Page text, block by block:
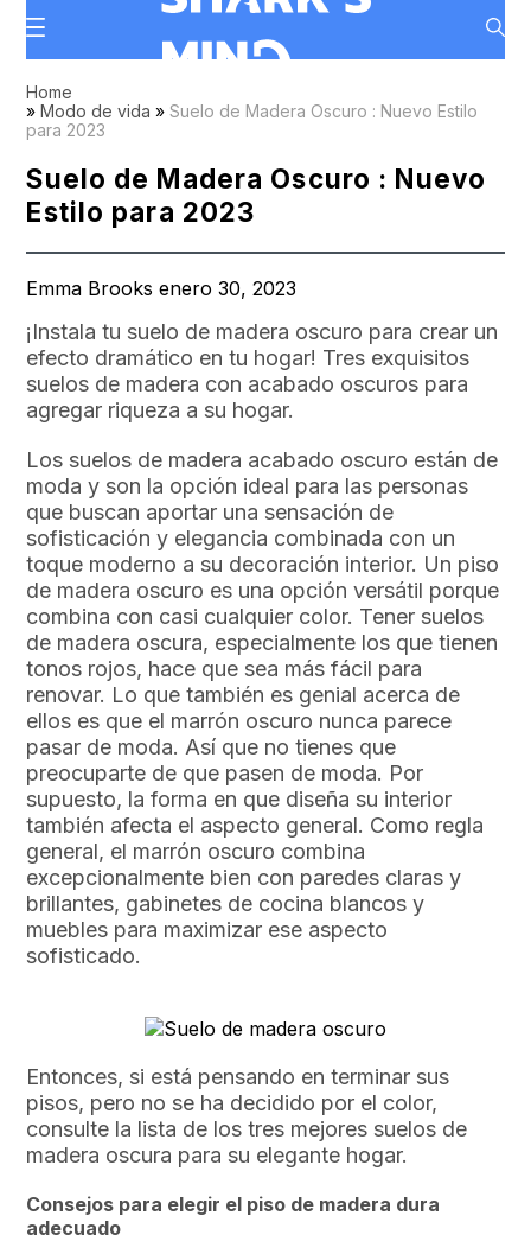
Home
»Modo de vida »Suelo de Madera Oscuro : Nuevo Estilo
para 2023
Suelo de Madera Oscuro : Nuevo
Estilo para 2023
Emma Brooks enero 30, 2023
¡Instala tu suelo de madera oscuro para crear un
efecto dramático en tu hogar! Tres exquisitos
suelos de madera con acabado oscuros para
agregar riqueza a su hogar.
Los suelos de madera acabado oscuro están de
moda y son la opción ideal para las personas
que buscan aportar una sensación de
sofisticación y elegancia combinada con un
toque moderno a su decoración interior. Un piso
de madera oscuro es una opción versátil porque
combina con casi cualquier color. Tener suelos
de madera oscura, especialmente los que tienen
tonos rojos, hace que sea más fácil para
renovar. Lo que también es genial acerca de
ellos es que el marrón oscuro nunca parece
pasar de moda. Así que no tienes que
preocuparte de que pasen de moda. Por
supuesto, la forma en que diseña su interior
también afecta el aspecto general. Como regla
general, el marrón oscuro combina
excepcionalmente bien con paredes claras y
brillantes, gabinetes de cocina blancos y
muebles para maximizar ese aspecto
sofisticado.
Entonces, si está pensando en terminar sus
pisos, pero no se ha decidido por el color,
consulte la lista de los tres mejores suelos de
madera oscura para su elegante hogar.
Consejos para elegir el piso de madera dura
adecuado